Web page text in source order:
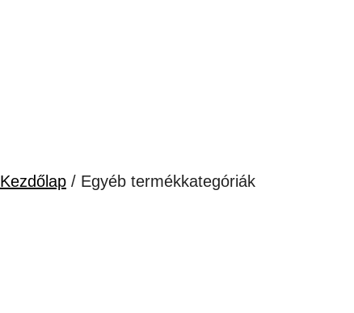
Kezdőlap / Egyéb termékkategóriák